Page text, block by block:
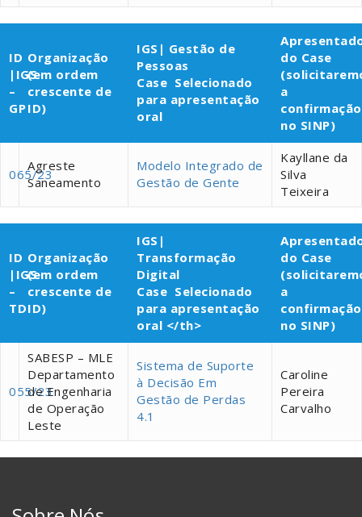
ID
|IGS
–
GP
Organização
(em ordem
crescente de
ID)
IGS| Gestão de
Pessoas
Case Selecionado
para apresentação
oral
do Case
a
confirmação
no SINP)
065/23
Agreste
Saneamento
Modelo Integrado de
Gestão de Gente
Kayllane da
Silva
Teixeira
ID
|IGS
–
TD
Organização
(em ordem
crescente de
ID)
IGS|
Transformação
Digital
Case Selecionado
para apresentação
oral </th>
do Case
a
confirmação
no SINP)
055/23
SABESP – MLE
Departamento
de Engenharia
de Operação
Leste
Sistema de Suporte
à Decisão Em
Gestão de Perdas
4.1
Caroline
Pereira
Carvalho